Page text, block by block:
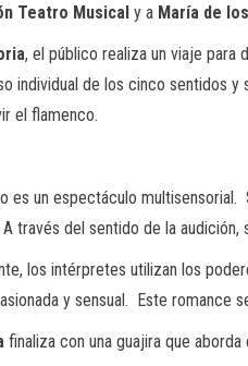
Teatro Musical y a María de los
, el público realiza un viaje
individual de los cinco sentidos
el flamenco.
es un espectáculo
través del sentido de la audición,
los intérpretes utilizan los
y sensual. Este romance
finaliza con una guajira que